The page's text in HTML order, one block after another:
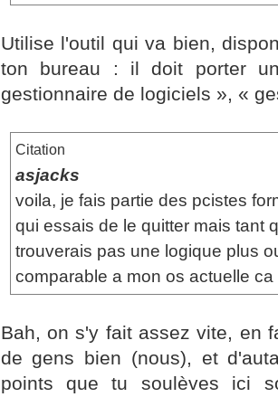
Utilise l'outil qui va bien,
ton bureau : il doit porter
gestionnaire de logiciels », «
Citation
asjacks
voila, je fais partie des pcistes
qui essais de le quitter mais tant
trouverais pas une logique plus
comparable a mon os actuelle ca
Bah, on s'y fait assez vite, en
de gens bien (nous), et
points que tu soulèves ici